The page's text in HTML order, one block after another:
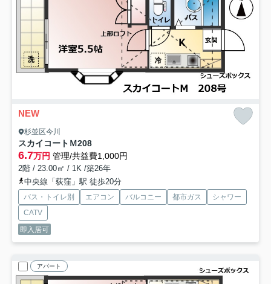
NEW
杉並区今川
スカイコートＭ208
6.7万円 管理/共益費1,000円
2階 / 23.00㎡ / 1K /築26年
中央線「荻窪」駅 徒歩20分
バス・トイレ別 エアコン バルコニー 都市ガス
シャワー
CATV
即入居可
アパート